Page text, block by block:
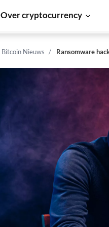
Over cryptocurrency
Bitcoin Nieuws Ransomware